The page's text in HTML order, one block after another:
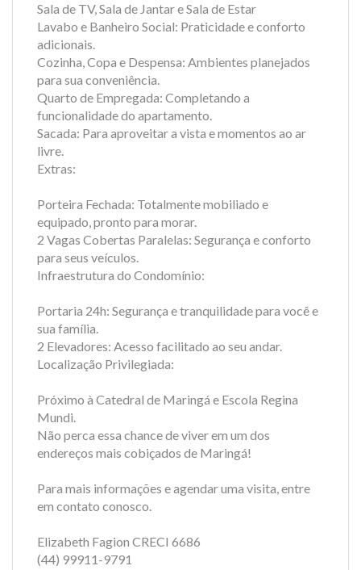
Sala de TV, Sala de Jantar e Sala de Estar
Lavabo e Banheiro Social: Praticidade e conforto
adicionais.
Cozinha, Copa e Despensa: Ambientes planejados
para sua conveniência.
Quarto de Empregada: Completando a
funcionalidade do apartamento.
Sacada: Para aproveitar a vista e momentos ao ar
livre.
Extras:
Porteira Fechada: Totalmente mobiliado e
equipado, pronto para morar.
2 Vagas Cobertas Paralelas: Segurança e conforto
para seus veículos.
Infraestrutura do Condomínio:
Portaria 24h: Segurança e tranquilidade para você e
sua família.
2 Elevadores: Acesso facilitado ao seu andar.
Localização Privilegiada:
Próximo à Catedral de Maringá e Escola Regina
Mundi.
Não perca essa chance de viver em um dos
endereços mais cobiçados de Maringá!
Para mais informações e agendar uma visita, entre
em contato conosco.
Elizabeth Fagion CRECI 6686
(44) 99911-9791